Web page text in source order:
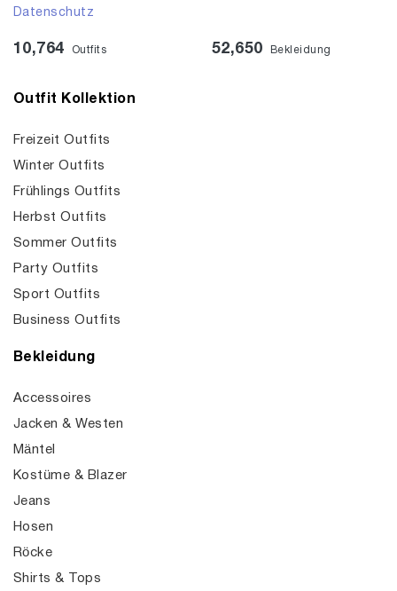
Datenschutz
10,764 Outfits 52,650 Bekleidung
Outfit Kollektion
Freizeit Outfits
Winter Outfits
Frühlings Outfits
Herbst Outfits
Sommer Outfits
Party Outfits
Sport Outfits
Business Outfits
Bekleidung
Accessoires
Jacken & Westen
Mäntel
Kostüme & Blazer
Jeans
Hosen
Röcke
Shirts & Tops